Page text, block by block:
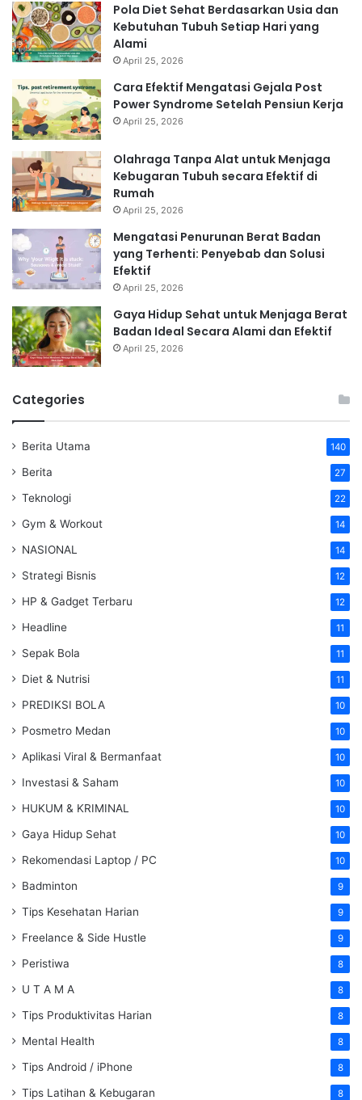
Pola Diet Sehat Berdasarkan Usia dan
Kebutuhan Tubuh Setiap Hari yang
Alami
April 25, 2026
Cara Efektif Mengatasi Gejala Post
Power Syndrome Setelah Pensiun Kerja
April 25, 2026
Olahraga Tanpa Alat untuk Menjaga
Kebugaran Tubuh secara Efektif di
Rumah
April 25, 2026
Mengatasi Penurunan Berat Badan
yang Terhenti: Penyebab dan Solusi
Efektif
April 25, 2026
Gaya Hidup Sehat untuk Menjaga Berat
Badan Ideal Secara Alami dan Efektif
April 25, 2026
Categories
Berita Utama 140
Berita 27
Teknologi 22
Gym & Workout 14
NASIONAL 14
Strategi Bisnis 12
HP & Gadget Terbaru 12
Headline 11
Sepak Bola 11
Diet & Nutrisi 11
PREDIKSI BOLA 10
Posmetro Medan 10
Aplikasi Viral & Bermanfaat 10
Investasi & Saham 10
HUKUM & KRIMINAL 10
Gaya Hidup Sehat 10
Rekomendasi Laptop / PC 10
Badminton 9
Tips Kesehatan Harian 9
Freelance & Side Hustle 9
Peristiwa 8
U T A M A 8
Tips Produktivitas Harian 8
Mental Health 8
Tips Android / iPhone 8
Tips Latihan & Kebugaran 8